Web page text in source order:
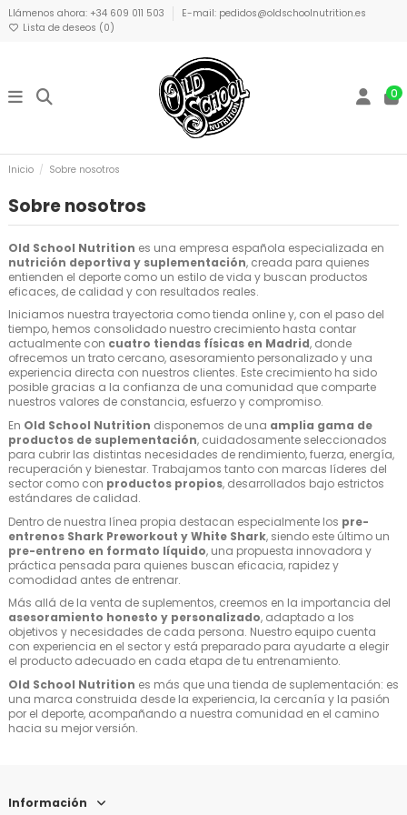
Llámenos ahora: +34 609 011 503
E-mail: pedidos@oldschoolnutrition.es
Lista de deseos (0)
0
Inicio Sobre nosotros
Sobre nosotros
Old School Nutrition es una empresa española especializada en
nutrición deportiva y suplementación, creada para quienes
entienden el deporte como un estilo de vida y buscan productos
eficaces, de calidad y con resultados reales.
Iniciamos nuestra trayectoria como tienda online y, con el paso del
tiempo, hemos consolidado nuestro crecimiento hasta contar
actualmente con cuatro tiendas físicas en Madrid, donde
ofrecemos un trato cercano, asesoramiento personalizado y una
experiencia directa con nuestros clientes. Este crecimiento ha sido
posible gracias a la confianza de una comunidad que comparte
nuestros valores de constancia, esfuerzo y compromiso.
En Old School Nutrition disponemos de una amplia gama de
productos de suplementación, cuidadosamente seleccionados
para cubrir las distintas necesidades de rendimiento, fuerza, energía,
recuperación y bienestar. Trabajamos tanto con marcas líderes del
sector como con productos propios, desarrollados bajo estrictos
estándares de calidad.
Dentro de nuestra línea propia destacan especialmente los pre-
entrenos Shark Preworkout y White Shark, siendo este último un
pre-entreno en formato líquido, una propuesta innovadora y
práctica pensada para quienes buscan eficacia, rapidez y
comodidad antes de entrenar.
Más allá de la venta de suplementos, creemos en la importancia del
asesoramiento honesto y personalizado, adaptado a los
objetivos y necesidades de cada persona. Nuestro equipo cuenta
con experiencia en el sector y está preparado para ayudarte a elegir
el producto adecuado en cada etapa de tu entrenamiento.
Old School Nutrition es más que una tienda de suplementación: es
una marca construida desde la experiencia, la cercanía y la pasión
por el deporte, acompañando a nuestra comunidad en el camino
hacia su mejor versión.
Información